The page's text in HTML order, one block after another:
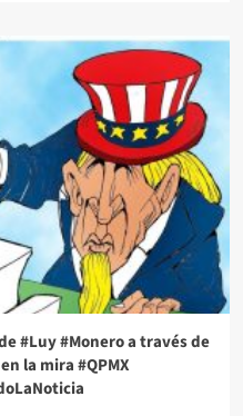
#Luy #Monero a través de
la mira #QPMX